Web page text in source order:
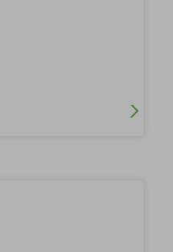
Centro Paulista